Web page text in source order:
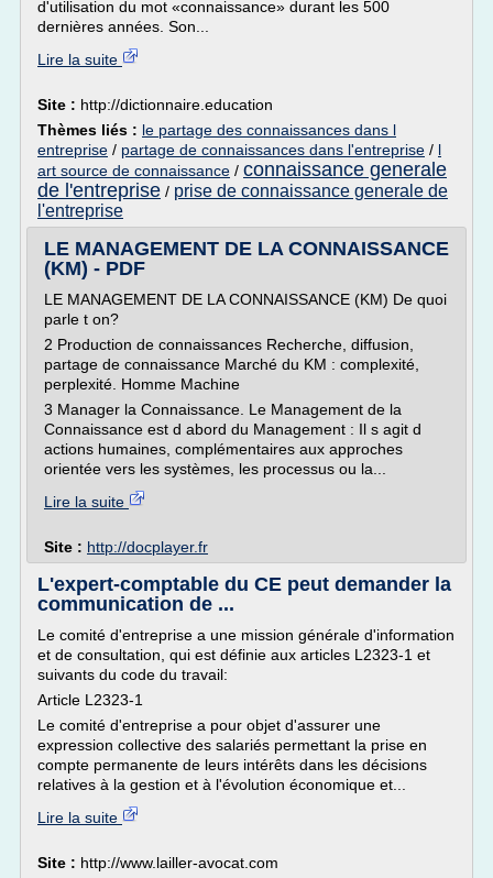
d'utilisation du mot «connaissance» durant les 500
dernières années. Son...
Lire la suite
Site : http://dictionnaire.education
Thèmes liés : le partage des connaissances dans l
entreprise / partage de connaissances dans l'entreprise / l
art source de connaissance / connaissance generale
de l'entreprise / prise de connaissance generale de
l'entreprise
LE MANAGEMENT DE LA CONNAISSANCE
(KM) - PDF
LE MANAGEMENT DE LA CONNAISSANCE (KM) De quoi
parle t on?
2 Production de connaissances Recherche, diffusion,
partage de connaissance Marché du KM : complexité,
perplexité. Homme Machine
3 Manager la Connaissance. Le Management de la
Connaissance est d abord du Management : Il s agit d
actions humaines, complémentaires aux approches
orientée vers les systèmes, les processus ou la...
Lire la suite
Site : http://docplayer.fr
L'expert-comptable du CE peut demander la
communication de ...
Le comité d'entreprise a une mission générale d'information
et de consultation, qui est définie aux articles L2323-1 et
suivants du code du travail:
Article L2323-1
Le comité d'entreprise a pour objet d'assurer une
expression collective des salariés permettant la prise en
compte permanente de leurs intérêts dans les décisions
relatives à la gestion et à l'évolution économique et...
Lire la suite
Site : http://www.lailler-avocat.com